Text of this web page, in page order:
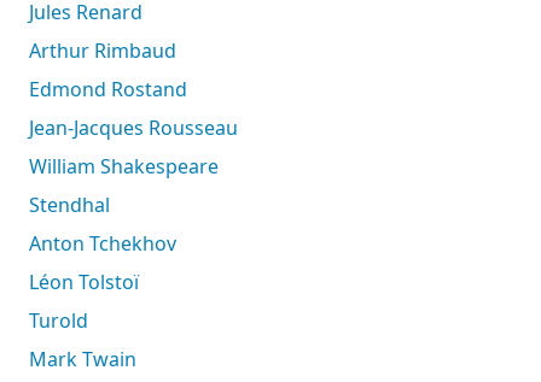
Jules Renard
Arthur Rimbaud
Edmond Rostand
Jean-Jacques Rousseau
William Shakespeare
Stendhal
Anton Tchekhov
Léon Tolstoï
Turold
Mark Twain